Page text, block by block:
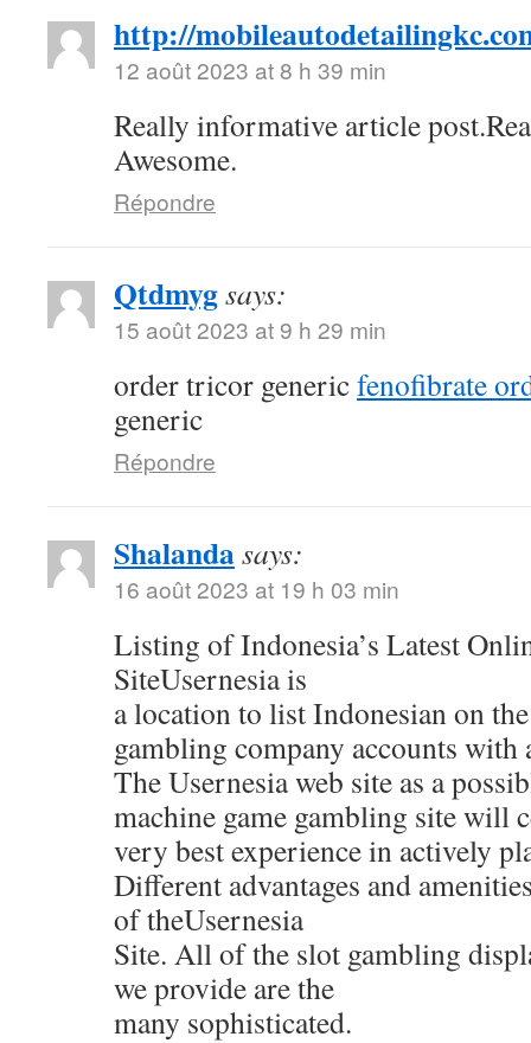
http://
12 août 2023 at 8 h 39 min
Really informative article
Awesome.
Répondre
Qtdmygsays:
15 août 2023 at 9 h 29 min
order tricor genericfenofibrate
generic
Répondre
Shalandasays:
16 août 2023 at 19 h 03 min
Listing of Indonesia’s Latest
SiteUsernesia is
a location to list Indonesian on
gambling company accounts with
The Usernesia web site as a
machine game gambling site will
very best experience in actively
Different advantages and
of theUsernesia
Site. All of the slot gambling
we provide are the
many sophisticated.